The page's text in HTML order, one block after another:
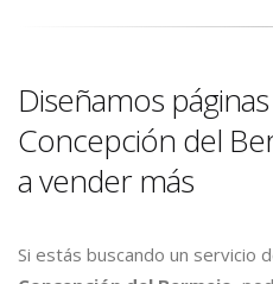
Diseñamos
Concepción del
a vender más
Si estás buscando un servicio